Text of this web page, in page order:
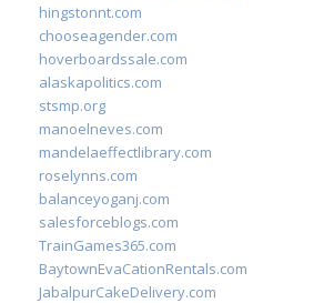
hingstonnt.com
chooseagender.com
hoverboardssale.com
alaskapolitics.com
stsmp.org
manoelneves.com
mandelaeffectlibrary.com
roselynns.com
balanceyoganj.com
salesforceblogs.com
TrainGames365.com
BaytownEvaCationRentals.com
JabalpurCakeDelivery.com